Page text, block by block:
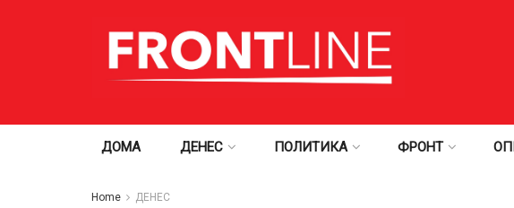
ДОМА ДЕНЕС ПОЛИТИКА ФРОНТ
Home ДЕНЕС